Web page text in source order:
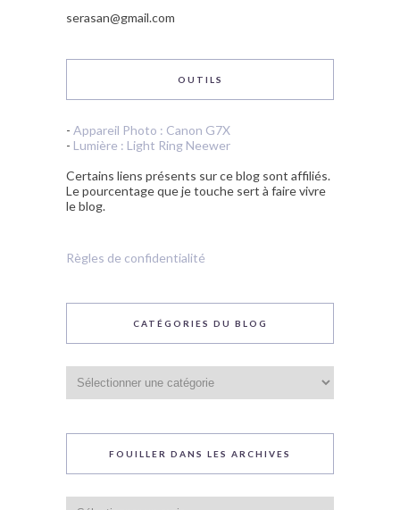
serasan@gmail.com
OUTILS
- Appareil Photo : Canon G7X
- Lumière : Light Ring Neewer
Certains liens présents sur ce blog sont affiliés.
Le pourcentage que je touche sert à faire vivre
le blog.
Règles de confidentialité
CATÉGORIES DU BLOG
du
blog
FOUILLER DANS LES ARCHIVES